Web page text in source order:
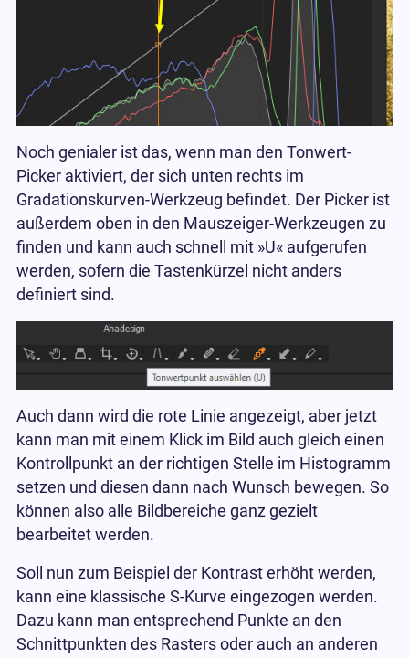
Noch genialer ist das, wenn man den Tonwert-
Picker aktiviert, der sich unten rechts im
Gradationskurven-Werkzeug befindet. Der Picker ist
außerdem oben in den Mauszeiger-Werkzeugen zu
finden und kann auch schnell mit »U« aufgerufen
werden, sofern die Tastenkürzel nicht anders
definiert sind.
Auch dann wird die rote Linie angezeigt, aber jetzt
kann man mit einem Klick im Bild auch gleich einen
Kontrollpunkt an der richtigen Stelle im Histogramm
setzen und diesen dann nach Wunsch bewegen. So
können also alle Bildbereiche ganz gezielt
bearbeitet werden.
Soll nun zum Beispiel der Kontrast erhöht werden,
kann eine klassische S-Kurve eingezogen werden.
Dazu kann man entsprechend Punkte an den
Schnittpunkten des Rasters oder auch an anderen